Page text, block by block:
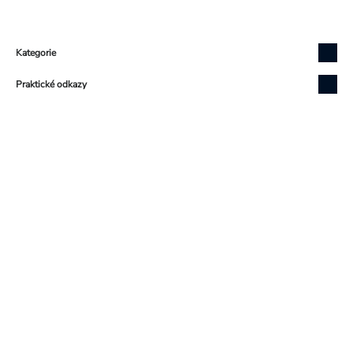
Kategorie
Praktické odkazy